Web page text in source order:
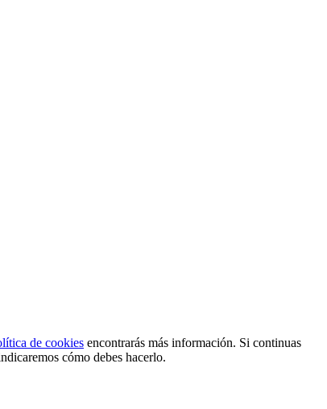
de cookies encontrarás más información. Si continuas
cómo debes hacerlo.